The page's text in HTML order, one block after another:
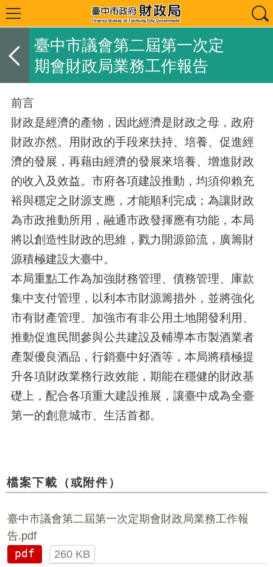
臺中市議會第二屆第一次定
期會財政局業務工作報告
前言
財政是經濟的產物，因此經濟是財政之母，政府
財政亦然。用財政的手段來扶持、培養、促進經
濟的發展，再藉由經濟的發展來培養、增進財政
的收入及效益。市府各項建設推動，均須仰賴充
裕與穩定之財源支應，才能順利完成；為讓財政
為市政推動所用，融通市政發揮應有功能，本局
將以創造性財政的思維，戮力開源節流，廣籌財
源積極建設大臺中。
本局重點工作為加強財務管理、債務管理、庫款
集中支付管理，以利本市財源籌措外，並將強化
市有財產管理、加強市有非公用土地開發利用、
推動促進民間參與公共建設及輔導本市製酒業者
產製優良酒品，行銷臺中好酒等，本局將積極提
升各項財政業務行政效能，期能在穩健的財政基
礎上，配合各項重大建設推展，讓臺中成為全臺
第一的創意城市、生活首都。
檔案下載（或附件）
臺中市議會第二屆第一次定期會財政局業務工作報
告.pdf
pdf
260 KB